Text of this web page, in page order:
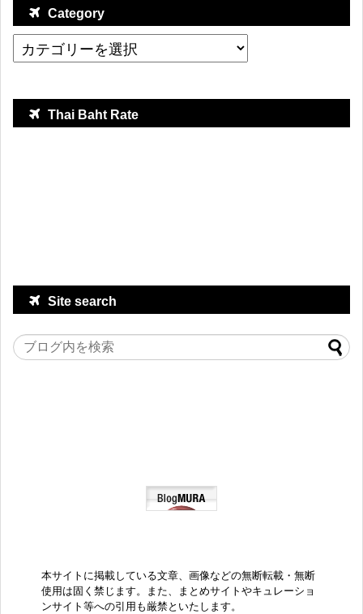
Category
Thai Baht Rate
Site search
本サイトに掲載している文章、画像などの無断転載・無断
使用は固く禁じます。また、まとめサイトやキュレーショ
ンサイト等への引用も厳禁といたします。